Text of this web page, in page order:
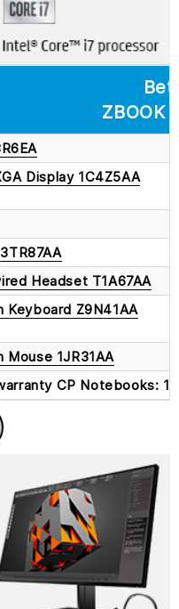
ZBOOK
Display 1C4Z5AA
Headset T1A67AA
Keyboard Z9N41AA
Mouse 1JR31AA
CP Notebooks: